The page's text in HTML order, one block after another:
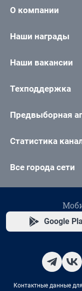
О компании
Наши награды
Наши вакансии
Техподдержка
Предвыборная
Статистика
Все города сети
Google
Контактные данные